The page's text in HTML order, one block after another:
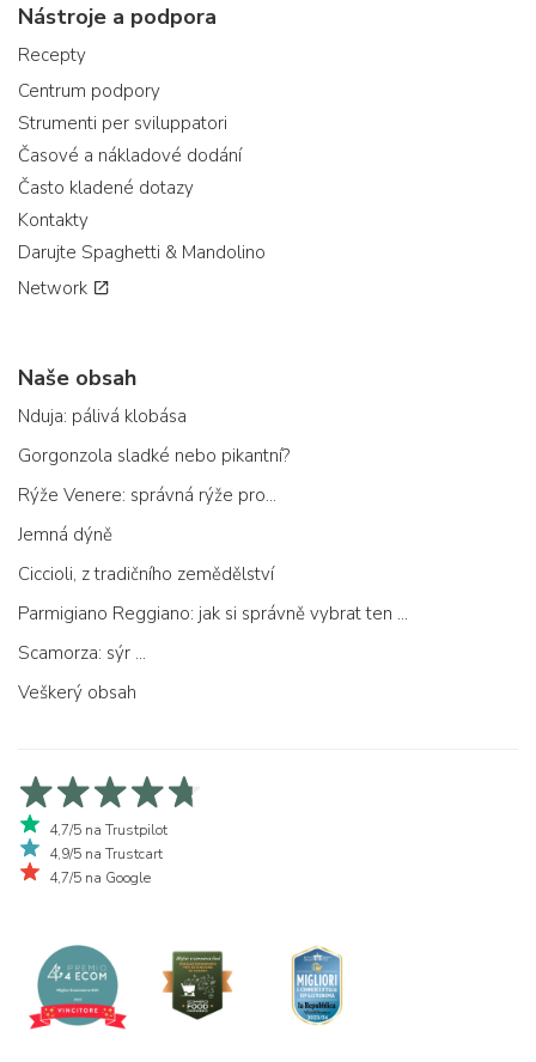
Nástroje a podpora
Recepty
Centrum podpory
Strumenti per sviluppatori
Časové a nákladové dodání
Často kladené dotazy
Kontakty
Darujte Spaghetti & Mandolino
Network
Naše obsah
Nduja: pálivá klobása
Gorgonzola sladké nebo pikantní?
Rýže Venere: správná rýže pro...
Jemná dýně
Ciccioli, z tradičního zemědělství
Parmigiano Reggiano: jak si správně vybrat ten pravý
Scamorza: sýr ...
Veškerý obsah
4,7/5 na Trustpilot
4,9/5 na Trustcart
4,7/5 na Google